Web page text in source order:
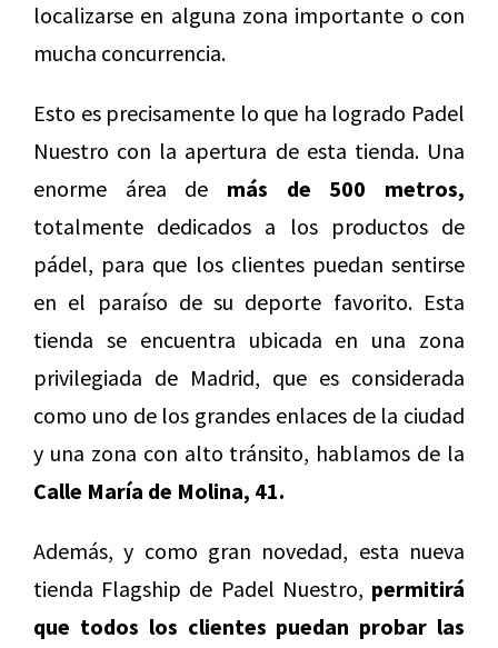
localizarse en alguna zona importante o con
mucha concurrencia.
Esto es precisamente lo que ha logrado Padel
Nuestro con la apertura de esta tienda. Una
enorme área de más de 500 metros,
totalmente dedicados a los productos de
pádel, para que los clientes puedan sentirse
en el paraíso de su deporte favorito. Esta
tienda se encuentra ubicada en una zona
privilegiada de Madrid, que es considerada
como uno de los grandes enlaces de la ciudad
y una zona con alto tránsito, hablamos de la
Calle María de Molina, 41.
Además, y como gran novedad, esta nueva
tienda Flagship de Padel Nuestro, permitirá
que todos los clientes puedan probar las